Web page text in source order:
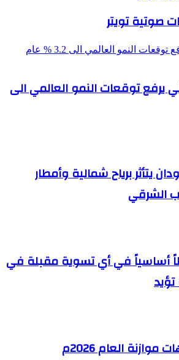
صوتية تويتر
صندوق النقد الدولي يرفع توقعات النمو العالمي الى 3.2 % عام
يرفع توقعات النمو العالمي الى
يتأثر برياح شمالية وأمطار
الشرقي
أساسياً في أي تسوية مقبلة في
العام 2026م